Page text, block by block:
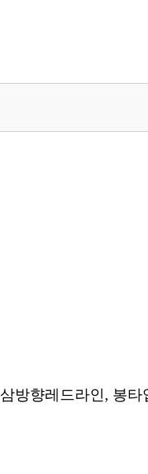
삼방향레드라인, 봉타